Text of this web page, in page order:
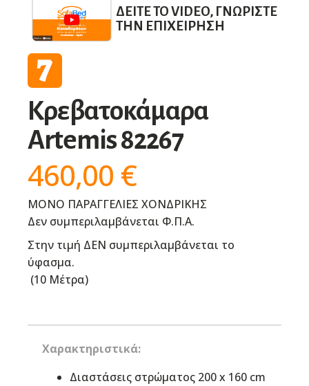
ΔΕΊΤΕ ΤΟ VIDEO, ΓΝΩΡΊΣΤΕ
ΤΗΝ ΕΠΙΧΕΊΡΗΣΗ
Κρεβατοκάμαρα
Artemis 82267
460,00 €
ΜΟΝΟ ΠΑΡΑΓΓΕΛΙΕΣ ΧΟΝΔΡΙΚΗΣ
Δεν συμπεριλαμβάνεται Φ.Π.Α.
Στην τιμή ΔΕΝ συμπεριλαμβάνεται το
ύφασμα.
(10 Μέτρα)
Χαρακτηριστικά:
Διαστάσεις στρώματος 200 x 160 cm